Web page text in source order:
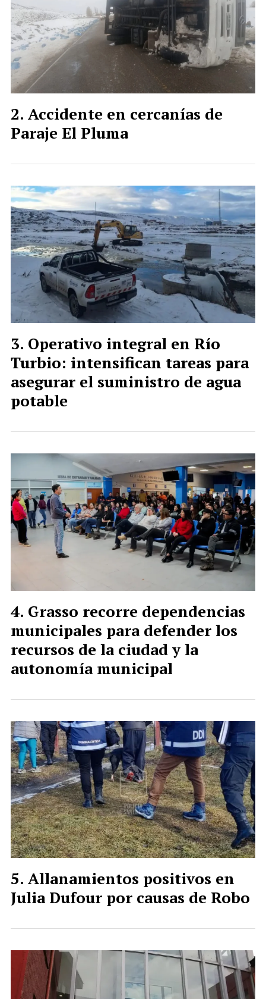
Accidente en cercanías de
Paraje El Pluma
Operativo integral en Río
Turbio: intensifican tareas para
asegurar el suministro de agua
potable
Grasso recorre dependencias
municipales para defender los
recursos de la ciudad y la
autonomía municipal
Allanamientos positivos en
Julia Dufour por causas de Robo